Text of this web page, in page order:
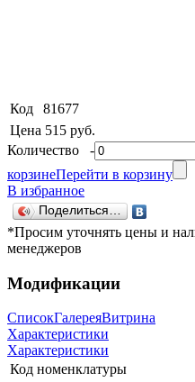
Код
81677
Цена 515 руб.
Количество -
корзинеПерейти в корзину
В избранное
Поделиться…
*Просим уточнять цены и
менеджеров
Модификации
СписокГалереяВитрина
Характеристики
Характеристики
Код номенклатуры